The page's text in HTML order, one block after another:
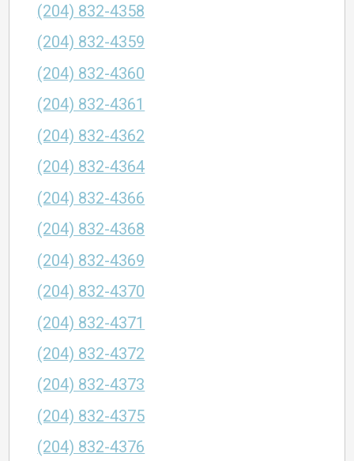
(204) 832-4358
(204) 832-4359
(204) 832-4360
(204) 832-4361
(204) 832-4362
(204) 832-4364
(204) 832-4366
(204) 832-4368
(204) 832-4369
(204) 832-4370
(204) 832-4371
(204) 832-4372
(204) 832-4373
(204) 832-4375
(204) 832-4376